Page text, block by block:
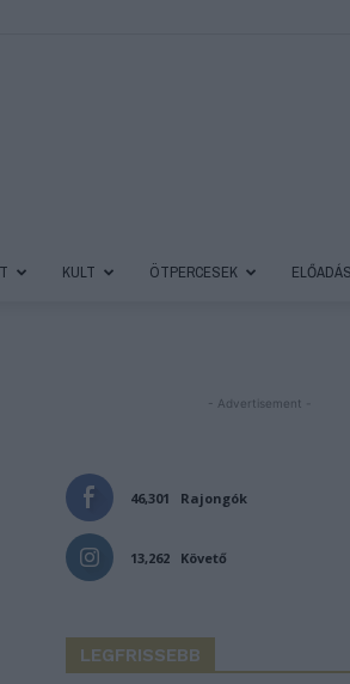
KULT ÖTPERCESEK
- Advertisement -
46,301 Rajongók
13,262 Követő
LEGFRISSEBB